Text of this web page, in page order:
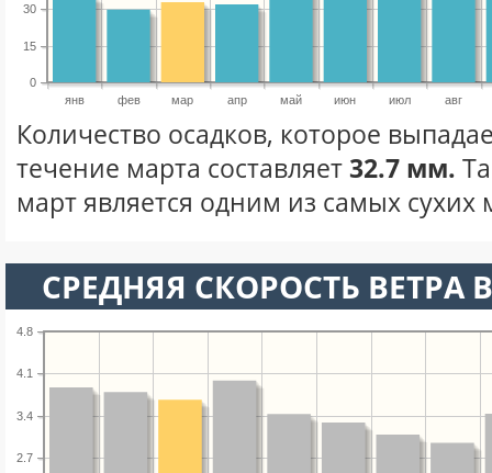
янв фев мар апр май июн июл авг
0
15
30
Количество осадков, которое
течение марта составляет32.7 мм.
март является одним из самых сухих
СРЕДНЯЯ СКОРОСТЬ ВЕТРА
2.7
3.4
4.1
4.8